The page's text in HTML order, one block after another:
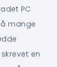
PC
mange
en